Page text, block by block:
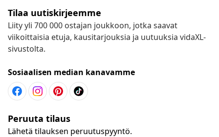
Tilaa uutiskirjeemme
Liity yli 700 000 ostajan joukkoon, jotka saavat
viikoittaisia etuja, kausitarjouksia ja uutuuksia vidaXL-
sivustolta.
Sosiaalisen median kanavamme
Peruuta tilaus
Lähetä tilauksen peruutuspyyntö.